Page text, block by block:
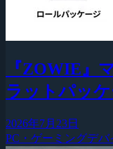
『ZOWIE』
ラットパッ
2026年7月23日
PC・ゲーミングデバ